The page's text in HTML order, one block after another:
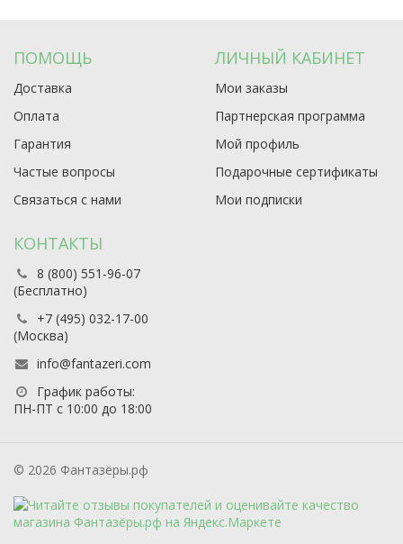
ПОМОЩЬ
Доставка
Оплата
Гарантия
Частые вопросы
Связаться с нами
ЛИЧНЫЙ КАБИНЕТ
Мои заказы
Партнерская программа
Мой профиль
Подарочные сертификаты
Мои подписки
КОНТАКТЫ
8 (800) 551-96-07
(Бесплатно)
+7 (495) 032-17-00
(Москва)
info@fantazeri.com
График работы:
ПН-ПТ с 10:00 до 18:00
© 2026 Фантазёры.рф